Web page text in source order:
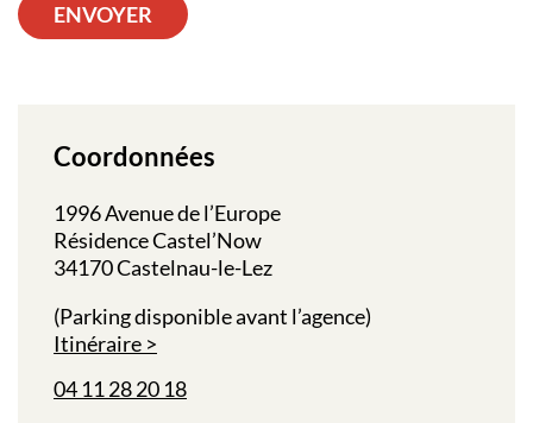
ENVOYER
Coordonnées
1996 Avenue de l’Europe
Résidence Castel’Now
34170 Castelnau-le-Lez
(Parking disponible avant l’agence)
Itinéraire
04 11 28 20 18